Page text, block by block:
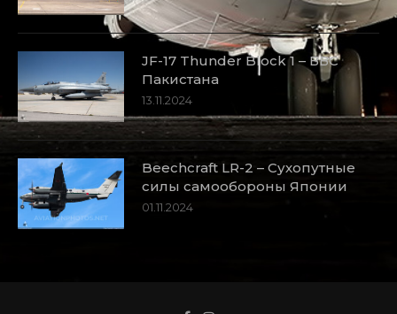
JF-17 Thunder Block 1 – ВВС
Пакистана
13.11.2024
Beechcraft LR-2 – Сухопутные
силы самообороны Японии
01.11.2024